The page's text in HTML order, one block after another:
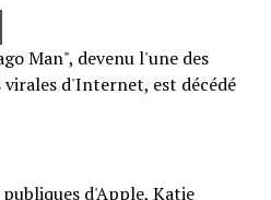
Man", devenu l'une des
d'Internet, est décédé
d'Apple, Katie